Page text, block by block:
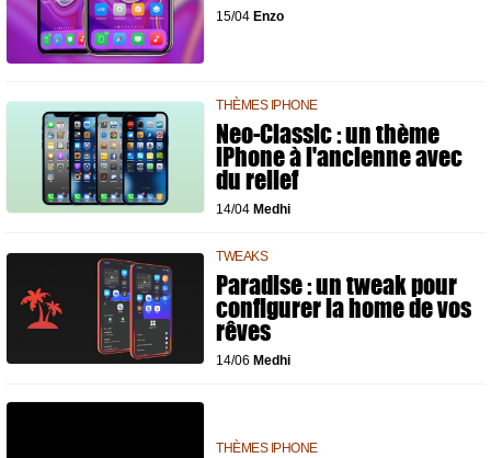
15/04 Enzo
THÈMES IPHONE
Neo-Classic : un thème
iPhone à l'ancienne avec
du relief
14/04 Medhi
TWEAKS
Paradise : un tweak pour
configurer la home de vos
rêves
14/06 Medhi
THÈMES IPHONE